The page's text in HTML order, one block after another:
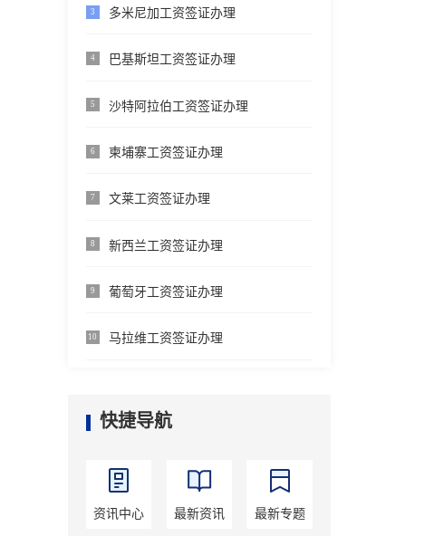
3 多米尼加工资签证办理
4 巴基斯坦工资签证办理
5 沙特阿拉伯工资签证办理
6 柬埔寨工资签证办理
7 文莱工资签证办理
8 新西兰工资签证办理
9 葡萄牙工资签证办理
10 马拉维工资签证办理
快捷导航
资讯中心 最新资讯 最新专题